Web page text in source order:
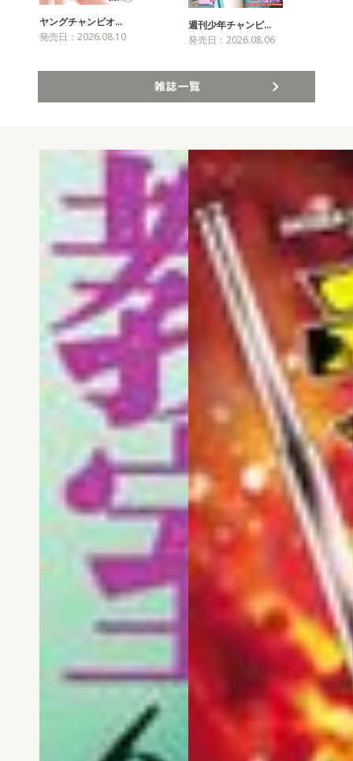
ヤングチャンピオ…
発売日：2026.08.10
週刊少年チャンピ…
発売日：2026.08.06